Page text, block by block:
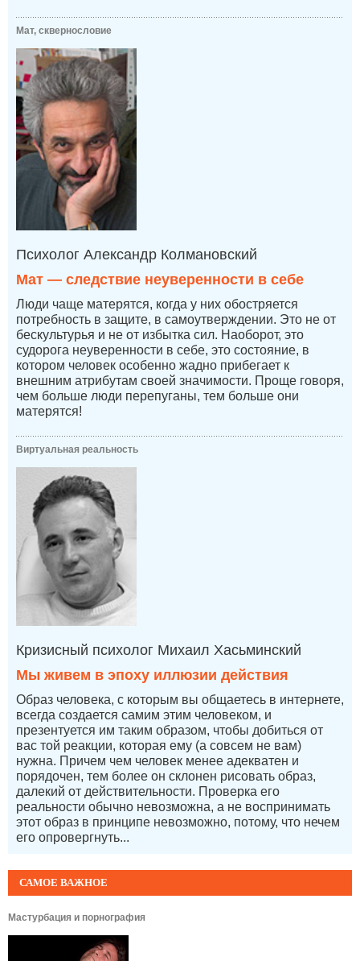
САМОЕ ВАЖНОЕ
Мастурбация и порнография
Мат, сквернословие
Психолог Александр Колмановский
Мат — следствие неуверенности в себе
Люди чаще матерятся, когда у них обостряется
потребность в защите, в самоутверждении. Это не от
бескультурья и не от избытка сил. Наоборот, это
судорога неуверенности в себе, это состояние, в
котором человек особенно жадно прибегает к
внешним атрибутам своей значимости. Проще говоря,
чем больше люди перепуганы, тем больше они
матерятся!
Виртуальная реальность
Кризисный психолог Михаил Хасьминский
Мы живем в эпоху иллюзии действия
Образ человека, с которым вы общаетесь в интернете,
всегда создается самим этим человеком, и
презентуется им таким образом, чтобы добиться от
вас той реакции, которая ему (а совсем не вам)
нужна. Причем чем человек менее адекватен и
порядочен, тем более он склонен рисовать образ,
далекий от действительности. Проверка его
реальности обычно невозможна, а не воспринимать
этот образ в принципе невозможно, потому, что нечем
его опровергнуть...